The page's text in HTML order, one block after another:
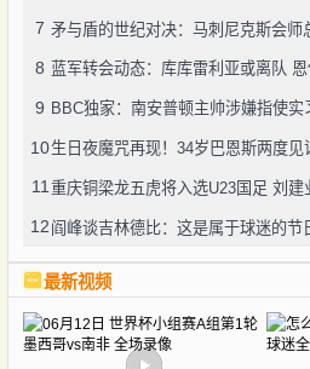
7 矛与盾的世纪对决：马刺尼克斯会师
8 蓝军转会动态：库库雷利亚或离队
9
10
11
12 阎峰谈吉林德比：这是属于球迷的节
最新视频